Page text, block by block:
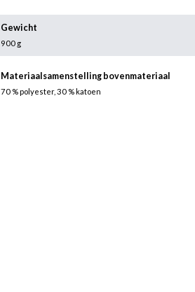
Gewicht
900 g
Materiaalsamenstelling bovenmateriaal
70 % polyester, 30 % katoen